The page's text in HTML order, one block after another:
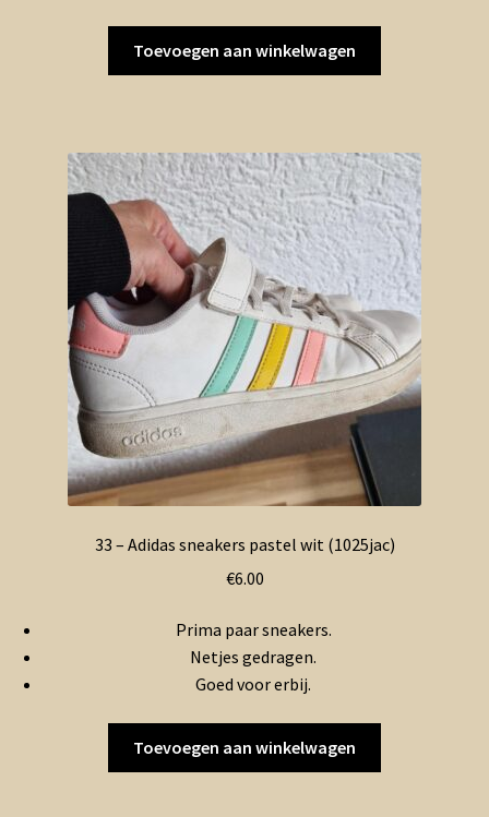
Toevoegen aan winkelwagen
33 – Adidas sneakers pastel wit (1025jac)
€6.00
Prima paar sneakers.
Netjes gedragen.
Goed voor erbij.
Toevoegen aan winkelwagen